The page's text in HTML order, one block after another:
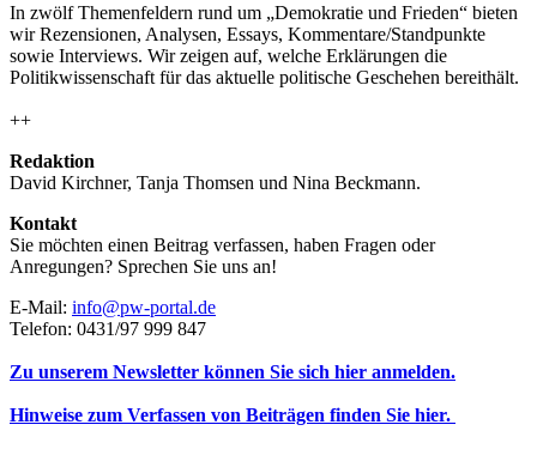
In zwölf Themenfeldern rund um „Demokratie und Frieden“ bieten
wir Rezensionen, Analysen, Essays, Kommentare/Standpunkte
sowie Interviews. Wir zeigen auf, welche Erklärungen die
Politikwissenschaft für das aktuelle politische Geschehen bereithält.
++
Redaktion
David Kirchner, Tanja Thomsen und Nina Beckmann.
Kontakt
Sie möchten einen Beitrag verfassen, haben Fragen oder
Anregungen? Sprechen Sie uns an!
E-Mail: info@pw-portal.de
Telefon: 0431/97 999 847
Zu unserem Newsletter können Sie sich hier anmelden.
Hinweise zum Verfassen von Beiträgen finden Sie hier.